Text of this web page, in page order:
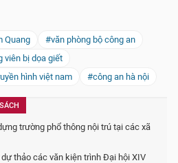
Quang
#văn phòng bộ công an
viên bị dọa giết
hình việt nam #công an hà nội
trường phổ thông nội trú tại các xã
thảo các văn kiện trình Đại hội XIV